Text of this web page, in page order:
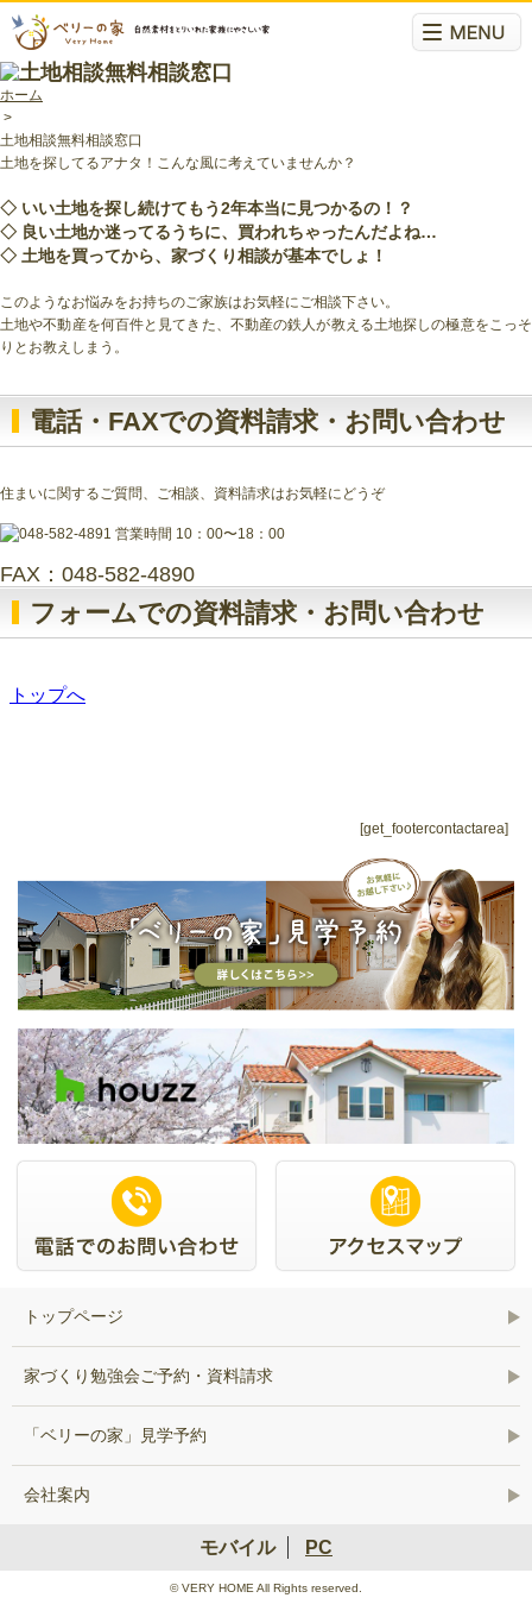
ホーム
>
土地相談無料相談窓口
土地を探してるアナタ！こんな風に考えていませんか？
◇ いい土地を探し続けてもう2年本当に見つかるの！？
◇ 良い土地か迷ってるうちに、買われちゃったんだよね…
◇ 土地を買ってから、家づくり相談が基本でしょ！
このようなお悩みをお持ちのご家族はお気軽にご相談下さい。
土地や不動産を何百件と見てきた、不動産の鉄人が教える土地探しの極意をこっそ
りとお教えしまう。
電話・FAXでの資料請求・お問い合わせ
住まいに関するご質問、ご相談、資料請求はお気軽にどうぞ
FAX：048-582-4890
フォームでの資料請求・お問い合わせ
[get_footercontactarea]
トップページ
家づくり勉強会ご予約・資料請求
「ベリーの家」見学予約
会社案内
モバイル PC
© VERY HOME All Rights reserved.